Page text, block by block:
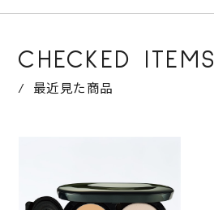
CHECKED ITEMS
最近見た商品